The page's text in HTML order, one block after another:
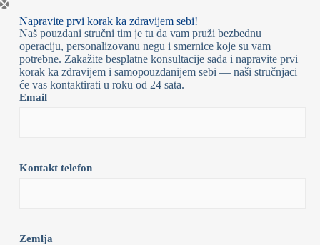
Napravite prvi korak ka zdravijem sebi!
Naš pouzdani stručni tim je tu da vam pruži bezbednu
operaciju, personalizovanu negu i smernice koje su vam
potrebne. Zakažite besplatne konsultacije sada i napravite prvi
korak ka zdravijem i samopouzdanijem sebi — naši stručnjaci
će vas kontaktirati u roku od 24 sata.
Email
Kontakt telefon
Zemlja